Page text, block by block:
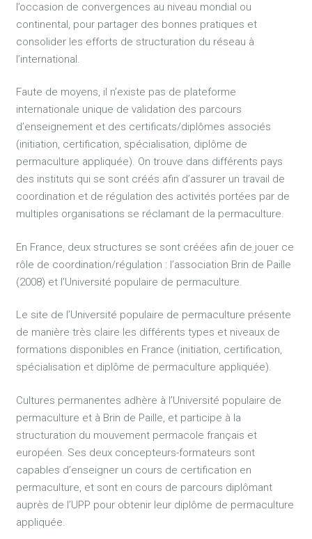
l’occasion de convergences au niveau mondial ou
continental, pour partager des bonnes pratiques et
consolider les efforts de structuration du réseau à
l’international.
Faute de moyens, il n’existe pas de plateforme
internationale unique de validation des parcours
d’enseignement et des certificats/diplômes associés
(initiation, certification, spécialisation, diplôme de
permaculture appliquée). On trouve dans différents pays
des instituts qui se sont créés afin d’assurer un travail de
coordination et de régulation des activités portées par de
multiples organisations se réclamant de la permaculture.
En France, deux structures se sont créées afin de jouer ce
rôle de coordination/régulation : l’association Brin de Paille
(2008) et l’Université populaire de permaculture.
Le site de l’Université populaire de permaculture présente
de manière très claire les différents types et niveaux de
formations disponibles en France (initiation, certification,
spécialisation et diplôme de permaculture appliquée).
Cultures permanentes adhère à l’Université populaire de
permaculture et à Brin de Paille, et participe à la
structuration du mouvement permacole français et
européen. Ses deux concepteurs-formateurs sont
capables d’enseigner un cours de certification en
permaculture, et sont en cours de parcours diplômant
auprès de l’UPP pour obtenir leur diplôme de permaculture
appliquée.